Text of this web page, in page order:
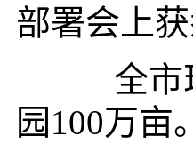
部署会上获
全市现
园100万亩